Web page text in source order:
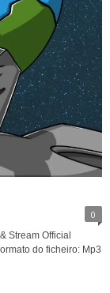
0
Stream Official
do ficheiro: Mp3